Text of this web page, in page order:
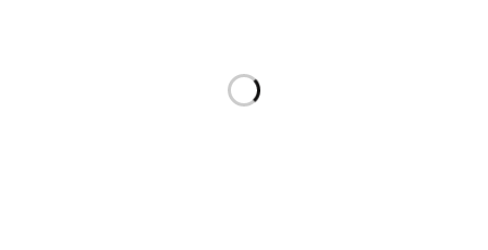
REVERSO 翻轉系列腕錶主題展覽